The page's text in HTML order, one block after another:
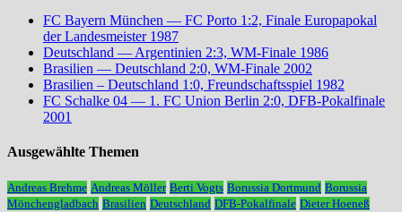
FC Bayern München — FC Porto 1:2, Finale Europapokal
der Landesmeister 1987
Deutschland — Argentinien 2:3, WM-Finale 1986
Brasilien — Deutschland 2:0, WM-Finale 2002
Brasilien – Deutschland 1:0, Freundschaftsspiel 1982
FC Schalke 04 — 1. FC Union Berlin 2:0, DFB-Pokalfinale
2001
Ausgewählte Themen
Andreas Brehme Andreas Möller Berti Vogts Borussia Dortmund Borussia
Mönchengladbach Brasilien Deutschland DFB-Pokalfinale Dieter Hoeneß